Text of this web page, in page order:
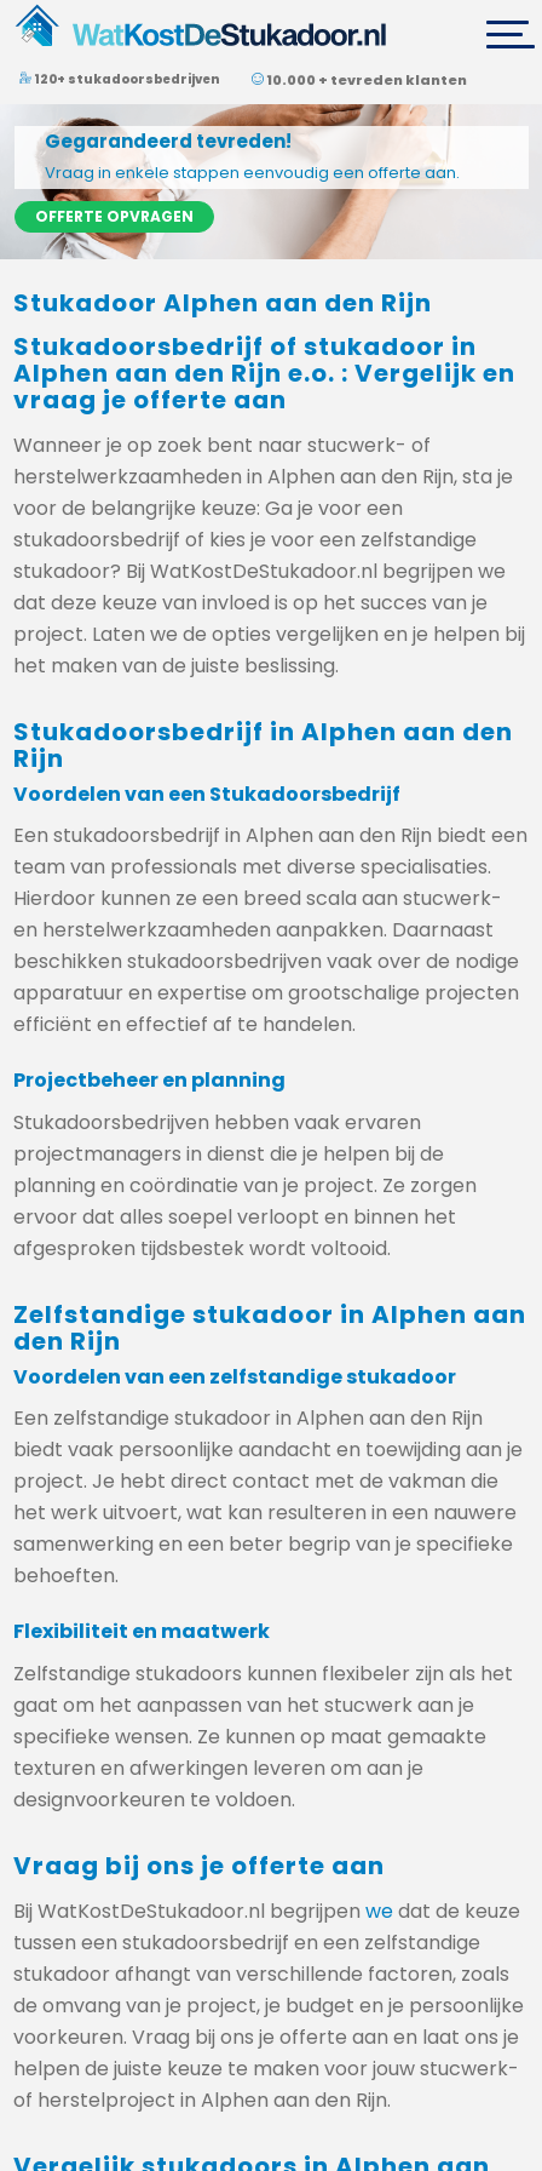
120+ stukadoorsbedrijven 10.000 + tevreden klanten
Gegarandeerd tevreden!
Vraag in enkele stappen eenvoudig een offerte aan.
OFFERTE OPVRAGEN
Stukadoor Alphen aan den Rijn
Stukadoorsbedrijf of stukadoor in
Alphen aan den Rijn e.o. : Vergelijk en
vraag je offerte aan
Wanneer je op zoek bent naar stucwerk- of
herstelwerkzaamheden in Alphen aan den Rijn, sta je
voor de belangrijke keuze: Ga je voor een
stukadoorsbedrijf of kies je voor een zelfstandige
stukadoor? Bij WatKostDeStukadoor.nl begrijpen we
dat deze keuze van invloed is op het succes van je
project. Laten we de opties vergelijken en je helpen bij
het maken van de juiste beslissing.
Stukadoorsbedrijf in Alphen aan den
Rijn
Voordelen van een Stukadoorsbedrijf
Een stukadoorsbedrijf in Alphen aan den Rijn biedt een
team van professionals met diverse specialisaties.
Hierdoor kunnen ze een breed scala aan stucwerk-
en herstelwerkzaamheden aanpakken. Daarnaast
beschikken stukadoorsbedrijven vaak over de nodige
apparatuur en expertise om grootschalige projecten
efficiënt en effectief af te handelen.
Projectbeheer en planning
Stukadoorsbedrijven hebben vaak ervaren
projectmanagers in dienst die je helpen bij de
planning en coördinatie van je project. Ze zorgen
ervoor dat alles soepel verloopt en binnen het
afgesproken tijdsbestek wordt voltooid.
Zelfstandige stukadoor in Alphen aan
den Rijn
Voordelen van een zelfstandige stukadoor
Een zelfstandige stukadoor in Alphen aan den Rijn
biedt vaak persoonlijke aandacht en toewijding aan je
project. Je hebt direct contact met de vakman die
het werk uitvoert, wat kan resulteren in een nauwere
samenwerking en een beter begrip van je specifieke
behoeften.
Flexibiliteit en maatwerk
Zelfstandige stukadoors kunnen flexibeler zijn als het
gaat om het aanpassen van het stucwerk aan je
specifieke wensen. Ze kunnen op maat gemaakte
texturen en afwerkingen leveren om aan je
designvoorkeuren te voldoen.
Vraag bij ons je offerte aan
Bij WatKostDeStukadoor.nl begrijpenwedat de keuze
tussen een stukadoorsbedrijf en een zelfstandige
stukadoor afhangt van verschillende factoren, zoals
de omvang van je project, je budget en je persoonlijke
voorkeuren. Vraag bij ons je offerte aan en laat ons je
helpen de juiste keuze te maken voor jouw stucwerk-
of herstelproject in Alphen aan den Rijn.